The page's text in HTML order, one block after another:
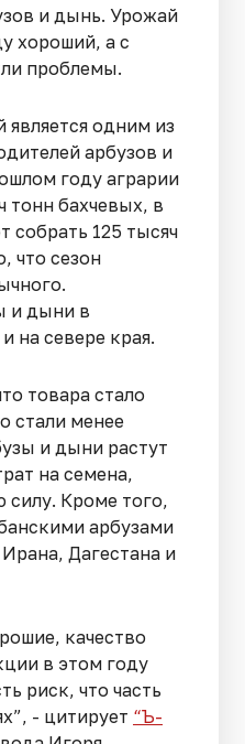
и дынь. Урожай
хороший, а с
проблемы.
одним из
арбузов и
году аграрии
тонн бахчевых, в
собрать 125 тысяч
что сезон
и дыни в
на севере края.
товара стало
стали менее
и дыни растут
на семена,
силу. Кроме того,
арбузами
Дагестана и
качество
в этом году
риск, что часть
- цитирует “Ъ-